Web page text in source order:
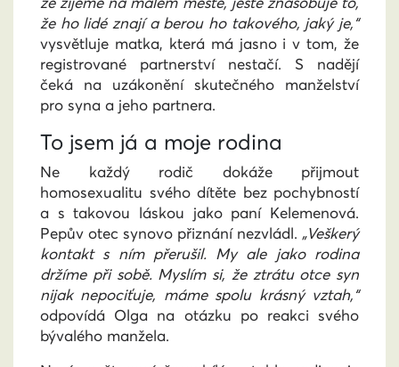
že ho lidé znají a berou ho takového, jaký je,“
vysvětluje matka, která má jasno i v tom, že
registrované partnerství nestačí. S nadějí
čeká na uzákonění skutečného manželství
pro syna a jeho partnera.
To jsem já a moje rodina
Ne každý rodič dokáže přijmout
homosexualitu svého dítěte bez pochybností
a s takovou láskou jako paní Kelemenová.
Pepův otec synovo přiznání nezvládl. „Veškerý
kontakt s ním přerušil. My ale jako rodina
držíme při sobě. Myslím si, že ztrátu otce syn
nijak nepociťuje, máme spolu krásný vztah,“
odpovídá Olga na otázku po reakci svého
bývalého manžela.